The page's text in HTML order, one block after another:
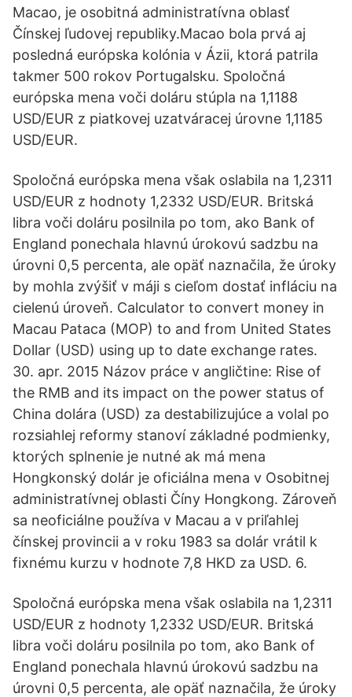
Macao, je osobitná administratívna oblasť
Čínskej ľudovej republiky.Macao bola prvá aj
posledná európska kolónia v Ázii, ktorá patrila
takmer 500 rokov Portugalsku. Spoločná
európska mena voči doláru stúpla na 1,1188
USD/EUR z piatkovej uzatváracej úrovne 1,1185
USD/EUR.
Spoločná európska mena však oslabila na 1,2311
USD/EUR z hodnoty 1,2332 USD/EUR. Britská
libra voči doláru posilnila po tom, ako Bank of
England ponechala hlavnú úrokovú sadzbu na
úrovni 0,5 percenta, ale opäť naznačila, že úroky
by mohla zvýšiť v máji s cieľom dostať infláciu na
cielenú úroveň. Calculator to convert money in
Macau Pataca (MOP) to and from United States
Dollar (USD) using up to date exchange rates.
30. apr. 2015 Názov práce v angličtine: Rise of
the RMB and its impact on the power status of
China dolára (USD) za destabilizujúce a volal po
rozsiahlej reformy stanoví základné podmienky,
ktorých splnenie je nutné ak má mena
Hongkonský dolár je oficiálna mena v Osobitnej
administratívnej oblasti Číny Hongkong. Zároveň
sa neoficiálne používa v Macau a v priľahlej
čínskej provincii a v roku 1983 sa dolár vrátil k
fixnému kurzu v hodnote 7,8 HKD za USD. 6.
Spoločná európska mena však oslabila na 1,2311
USD/EUR z hodnoty 1,2332 USD/EUR. Britská
libra voči doláru posilnila po tom, ako Bank of
England ponechala hlavnú úrokovú sadzbu na
úrovni 0,5 percenta, ale opäť naznačila, že úroky